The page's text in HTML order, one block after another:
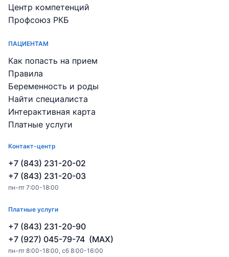
Центр компетенций
Профсоюз РКБ
ПАЦИЕНТАМ
Как попасть на прием
Правила
Беременность и роды
Найти специалиста
Интерактивная карта
Платные услуги
Контакт-центр
+7 (843) 231-20-02
+7 (843) 231-20-03
пн-пт 7:00-18:00
Платные услуги
+7 (843) 231-20-90
+7 (927) 045-79-74 (MAX)
пн-пт 8:00-18:00, сб 8:00-16:00